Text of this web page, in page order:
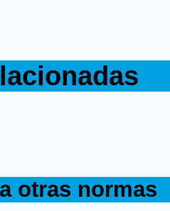
otras normas